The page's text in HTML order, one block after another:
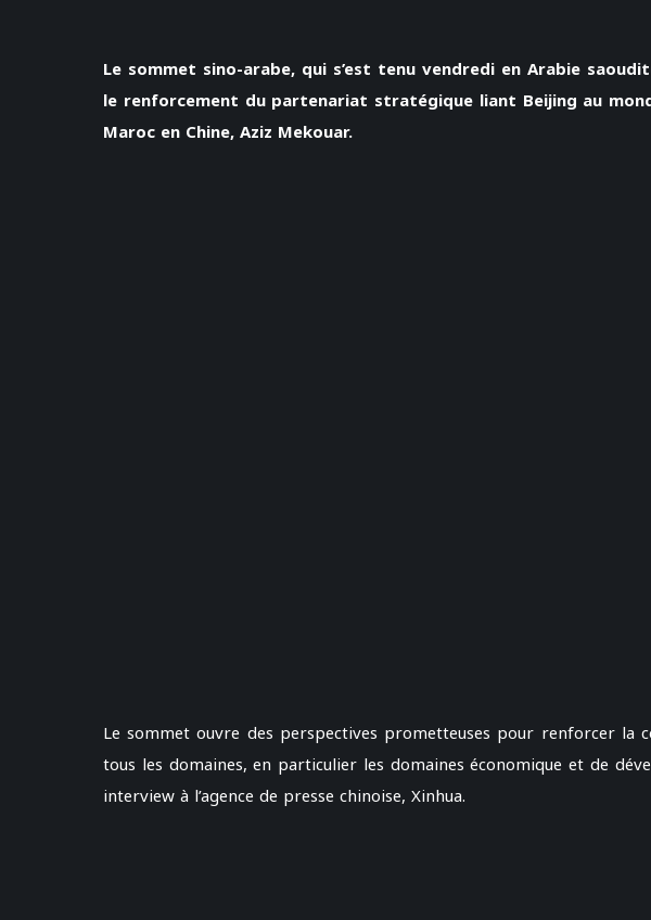
Le sommet sino-arabe, qui s’est tenu vendredi en Arabie
le renforcement du partenariat stratégique liant Beijing au
Maroc en Chine, Aziz Mekouar.
Le sommet ouvre des perspectives prometteuses pour renforcer la
tous les domaines, en particulier les domaines économique et de
interview à l’agence de presse chinoise, Xinhua.